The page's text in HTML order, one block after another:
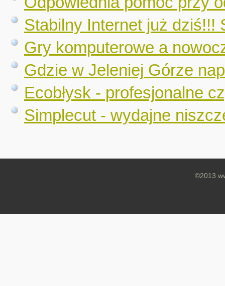
Stabilny Internet już dziś!!!
Gry komputerowe a
Gdzie w Jeleniej Górze
Ecobłysk - profesjonalne
Simplecut - wydajne
©2013